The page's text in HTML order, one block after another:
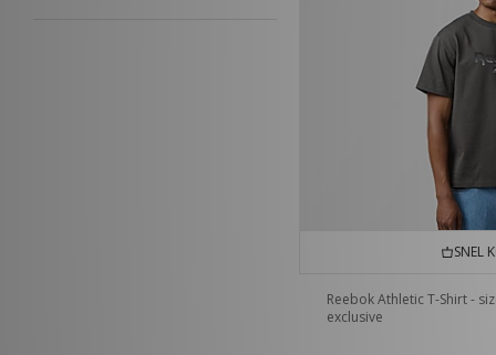
SNEL
Reebok Athletic T-Shirt -
exclusive